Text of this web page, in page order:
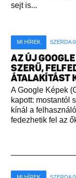
sejt is...
MI HÍREK SZERDA
AZ ÚJ
SZERŰ,
ÁTALAKÍTÁST
A Google Képek
kapott: mostantól
kínál a
fedezhetik fel az